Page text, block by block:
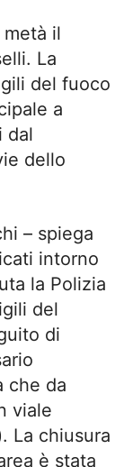
il
La
del fuoco
a
dal
dello
– spiega
intorno
la Polizia
del
di
che da
viale
La chiusura
è stata